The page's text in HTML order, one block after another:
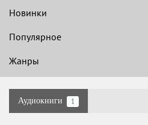
Новинки
Популярное
Жанры
Аудиокниги 1